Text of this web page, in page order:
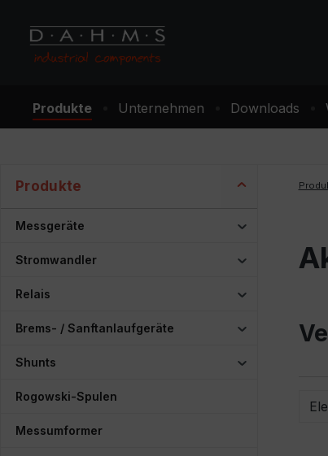
Produkte Unternehmen Downloads
Produkte
Messgeräte
Stromwandler
Relais
Brems- / Sanftanlaufgeräte
Shunts
Rogowski-Spulen
Messumformer